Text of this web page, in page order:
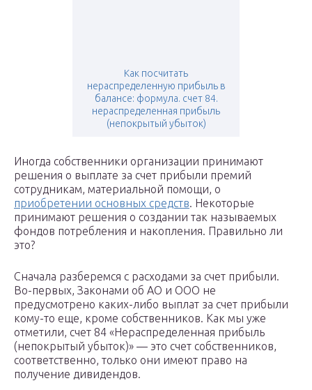
Как посчитать
нераспределенную прибыль в
балансе: формула. счет 84.
нераспределенная прибыль
(непокрытый убыток)
Иногда собственники организации принимают
решения о выплате за счет прибыли премий
сотрудникам, материальной помощи, о
приобретении основных средств. Некоторые
принимают решения о создании так называемых
фондов потребления и накопления. Правильно ли
это?
Сначала разберемся с расходами за счет прибыли.
Во-первых, Законами об АО и ООО не
предусмотрено каких-либо выплат за счет прибыли
кому-то еще, кроме собственников. Как мы уже
отметили, счет 84 «Нераспределенная прибыль
(непокрытый убыток)» — это счет собственников,
соответственно, только они имеют право на
получение дивидендов.